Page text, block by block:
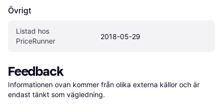
Övrigt
Listad hos
PriceRunner
2018-05-29
Feedback
Informationen ovan kommer från olika externa källor och är
endast tänkt som vägledning.